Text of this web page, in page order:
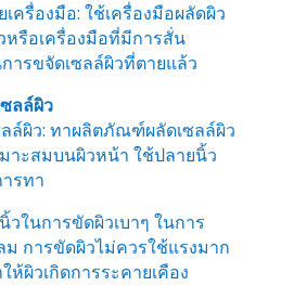
ครื่องมือ: ใช้เครื่องมือผลัดผิว
หรือเครื่องมือที่มีการสั่น
ารขจัดเซลล์ผิวที่ตายแล้ว
ลล์ผิว
ล์ผิว: ทาผลิตภัณฑ์ผลัดเซลล์ผิว
ะสมบนผิวหน้า ใช้ปลายนิ้ว
รทา
วในการขัดผิวเบาๆ ในการ
ม การขัดผิวไม่ควรใช้แรงมาก
ห้ผิวเกิดการระคายเคือง